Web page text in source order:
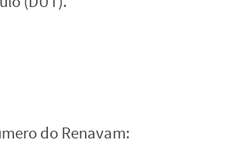
do Renavam: